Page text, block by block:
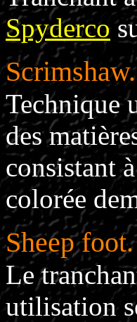
Spyderco
Scrimshaw.
Technique
des
consistant
colorée
Sheep foot.
Le
utilisation